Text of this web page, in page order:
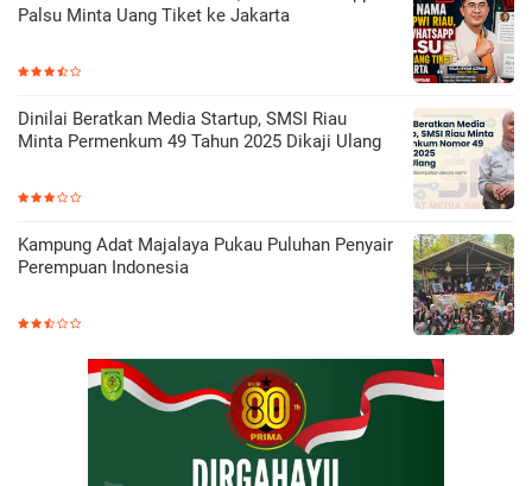
Palsu Minta Uang Tiket ke Jakarta
Dinilai Beratkan Media Startup, SMSI Riau
Minta Permenkum 49 Tahun 2025 Dikaji Ulang
Kampung Adat Majalaya Pukau Puluhan Penyair
Perempuan Indonesia